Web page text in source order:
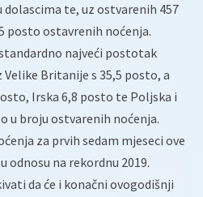
dolascima te, uz ostvarenih 457
posto ostavrenih noćenja.
najveći postotak
Britanije s 35,5 posto, a
Irska 6,8 posto te Poljska i
u broju ostvarenih noćenja.
za prvih sedam mjeseci ove
odnosu na rekordnu 2019.
da će i konačni ovogodišnji